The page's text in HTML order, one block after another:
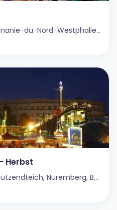
Cranger Str., Herne, Rhénanie-du-Nord-Westphalie, Allemagne
Herbst
Volksfestplatz Großer Dutzendteich, Nuremberg, Bavière, Allemagne